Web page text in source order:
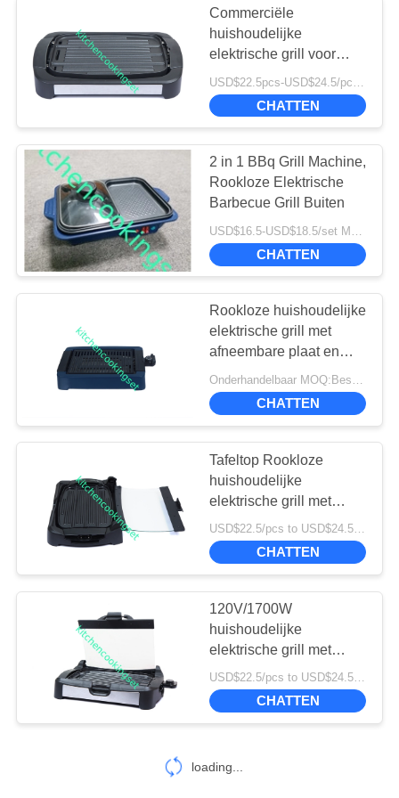
Huishouden
Elektrische Grill
Home Panini Grill
Commerciële
huishoudelijke
elektrische grill voor
Belgische wafelmaker
CE/GS gecertificeerd
CHATTEN
2 in 1 BBq Grill Machine,
Rookloze Elektrische
Barbecue Grill Buiten
CHATTEN
Rookloze huishoudelijke
elektrische grill met
afneembare plaat en
temperatuursonde
Onderhandelbaar MOQ:Bespreekbaar
CHATTEN
Tafeltop Rookloze
huishoudelijke
elektrische grill met
uitstekende
kookprestaties
USD$22.5/pcs to USD$24.5/pcs MOQ:520PCS
CHATTEN
120V/1700W
huishoudelijke
elektrische grill met
thermostaat en
grillhoogte
USD$22.5/pcs to USD$24.5/pcs MOQ:520PCS
CHATTEN
loading...